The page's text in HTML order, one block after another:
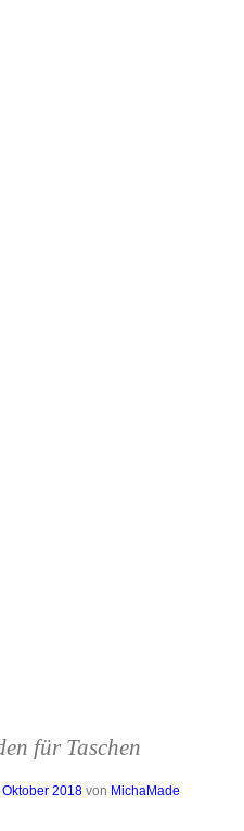
für Taschen
Oktober 2018 von MichaMade